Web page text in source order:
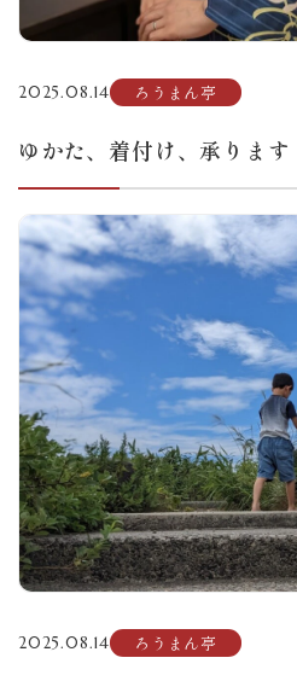
2025.08.14 ろうまん亭
ゆかた、着付け、承ります
2025.08.14 ろうまん亭